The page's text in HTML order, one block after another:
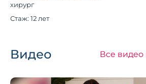
хирург
Стаж: 12 лет
Видео Все